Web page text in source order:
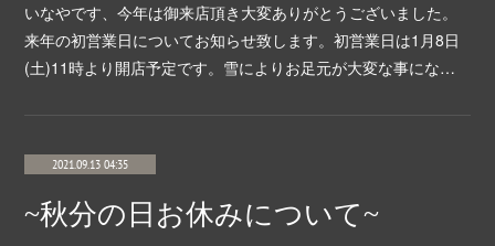
いなやです、今年は御来店頂き大変ありがとうございました。
来年の初営業日についてお知らせ致します。初営業日は1月8日
(土)11時より開店予定です。雪によりお足元が大変な事にな…
2021.09.13 04:35
~秋分の日お休みについて~